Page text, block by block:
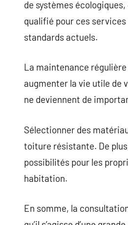
de systèmes
qualifié pour ces
standards actuels.
La maintenance
augmenter la vie utile de
ne deviennent de
Sélectionner des
toiture résistante. De
possibilités pour les
habitation.
En somme, la